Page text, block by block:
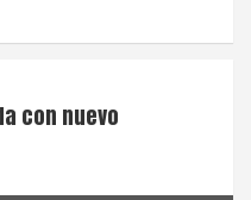
con nuevo